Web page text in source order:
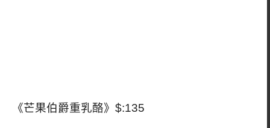
《芒果伯爵重乳酪》$:135